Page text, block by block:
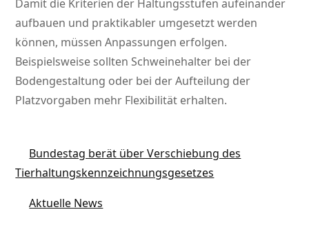
Damit die Kriterien der Haltungsstufen aufeinander
aufbauen und praktikabler umgesetzt werden
können, müssen Anpassungen erfolgen.
Beispielsweise sollten Schweinehalter bei der
Bodengestaltung oder bei der Aufteilung der
Platzvorgaben mehr Flexibilität erhalten.
Bundestag berät über Verschiebung des
Tierhaltungskennzeichnungsgesetzes
Aktuelle News